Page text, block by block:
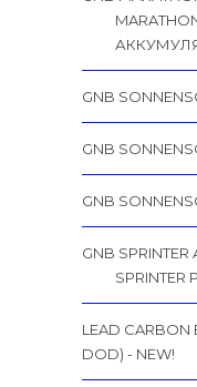
GNB
GNB
GNB
GNB SPRINTER
LEAD CARBON
DOD) - NEW!